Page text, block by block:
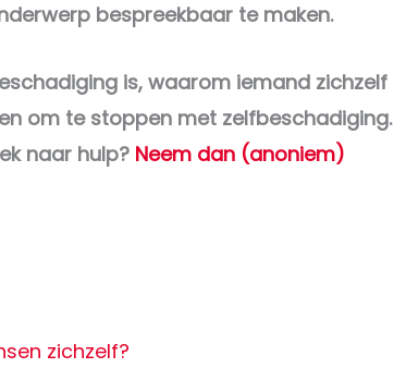
bespreekbaar te maken.
is, waarom iemand zichzelf
om te stoppen met zelfbeschadiging.
naar hulp? Neem dan (anoniem)
zichzelf?